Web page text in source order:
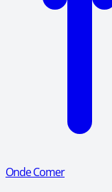
Onde Comer